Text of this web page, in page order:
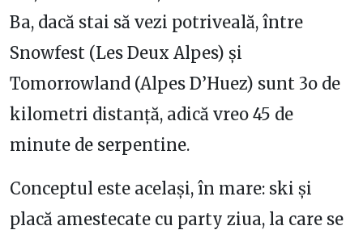
Ba, dacă stai să vezi potriveală, între
Snowfest (Les Deux Alpes) și
Tomorrowland (Alpes D’Huez) sunt 3o de
kilometri distanță, adică vreo 45 de
minute de serpentine.
Conceptul este același, în mare: ski și
placă amestecate cu party ziua, la care se